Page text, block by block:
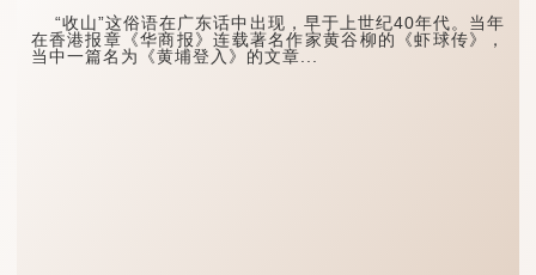
“收山”这俗语在广东话中出现，早于上世纪40年代。当年
在香港报章《华商报》连载著名作家黄谷柳的《虾球传》，
当中一篇名为《黄埔登入》的文章...